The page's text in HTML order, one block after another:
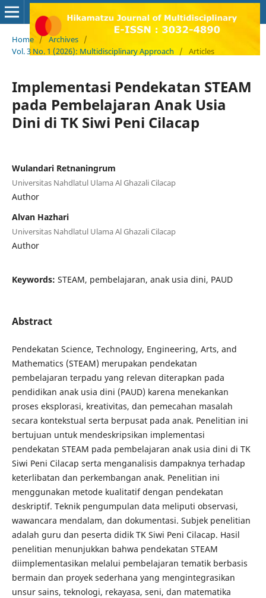
Home / Archives /
Vol. 3 No. 1 (2026): Multidisciplinary Approach
/ Articles
Implementasi Pendekatan STEAM
pada Pembelajaran Anak Usia
Dini di TK Siwi Peni Cilacap
Wulandari Retnaningrum
Universitas Nahdlatul Ulama Al Ghazali Cilacap
Author
Alvan Hazhari
Universitas Nahdlatul Ulama Al Ghazali Cilacap
Author
Keywords: STEAM, pembelajaran, anak usia dini, PAUD
Abstract
Pendekatan Science, Technology, Engineering, Arts, and
Mathematics (STEAM) merupakan pendekatan
pembelajaran terpadu yang relevan diterapkan pada
pendidikan anak usia dini (PAUD) karena menekankan
proses eksplorasi, kreativitas, dan pemecahan masalah
secara kontekstual serta berpusat pada anak. Penelitian ini
bertujuan untuk mendeskripsikan implementasi
pendekatan STEAM pada pembelajaran anak usia dini di TK
Siwi Peni Cilacap serta menganalisis dampaknya terhadap
keterlibatan dan perkembangan anak. Penelitian ini
menggunakan metode kualitatif dengan pendekatan
deskriptif. Teknik pengumpulan data meliputi observasi,
wawancara mendalam, dan dokumentasi. Subjek penelitian
adalah guru dan peserta didik TK Siwi Peni Cilacap. Hasil
penelitian menunjukkan bahwa pendekatan STEAM
diimplementasikan melalui pembelajaran tematik berbasis
bermain dan proyek sederhana yang mengintegrasikan
unsur sains, teknologi, rekayasa, seni, dan matematika